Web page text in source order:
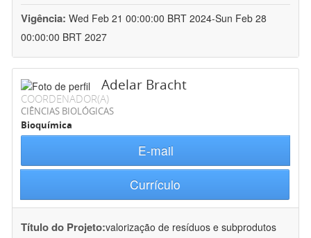
Vigência: Wed Feb 21 00:00:00 BRT 2024-Sun Feb 28
00:00:00 BRT 2027
Adelar Bracht
COORDENADOR(A)
CIÊNCIAS BIOLÓGICAS
Bioquímica
E-mail
Currículo
Título do Projeto:valorização de resíduos e subprodutos